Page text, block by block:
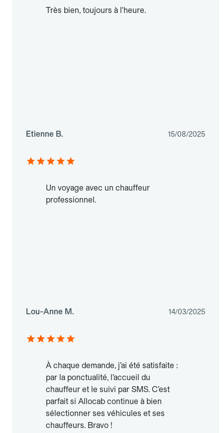
Très bien, toujours à l'heure.
Etienne B. 15/08/2025
Un voyage avec un chauffeur
professionnel.
Lou-Anne M. 14/03/2025
À chaque demande, j’ai été satisfaite :
par la ponctualité, l’accueil du
chauffeur et le suivi par SMS. C’est
parfait si Allocab continue à bien
sélectionner ses véhicules et ses
chauffeurs. Bravo !